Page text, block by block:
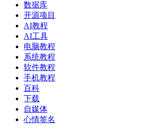
数据库
开源项目
AI教程
AI工具
电脑教程
系统教程
软件教程
手机教程
百科
下载
自媒体
心情签名